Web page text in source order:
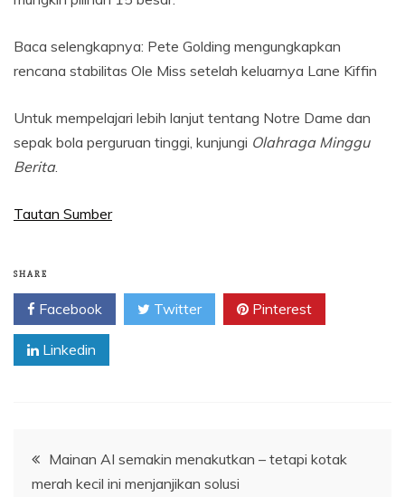
Baca selengkapnya: Pete Golding mengungkapkan
rencana stabilitas Ole Miss setelah keluarnya Lane Kiffin
Untuk mempelajari lebih lanjut tentang Notre Dame dan
sepak bola perguruan tinggi, kunjungi Olahraga Minggu
Berita.
Tautan Sumber
SHARE
Facebook Twitter Pinterest
Linkedin
Navigasi
Mainan AI semakin menakutkan – tetapi kotak
merah kecil ini menjanjikan solusi